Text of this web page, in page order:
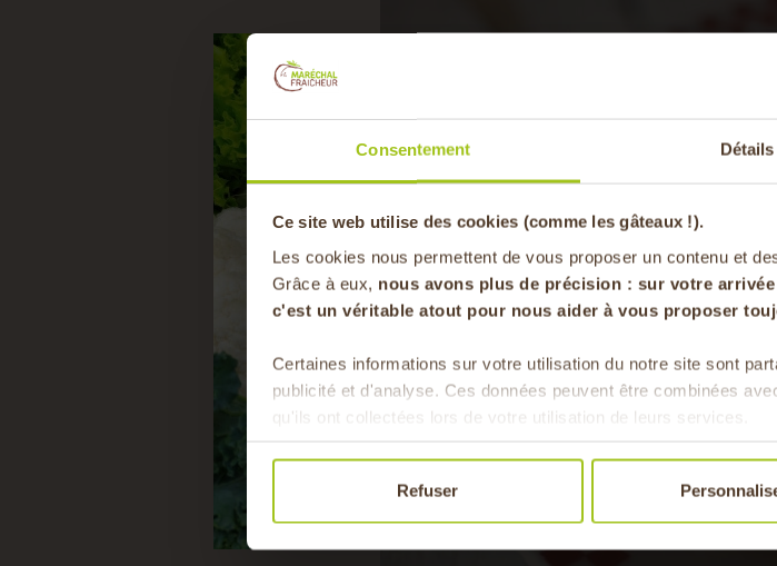
Consentement Détails
Ce site web utilise des cookies (comme les gâteaux !).
Les cookies nous permettent de vous proposer un contenu et
Grâce à eux, nous avons plus de précision : sur votre
c'est un véritable atout pour nous aider à vous proposer
Certaines informations sur votre utilisation du notre site sont
publicité et d'analyse. Ces données peuvent être combinées
qu'ils ont collectées lors de votre utilisation de leurs services.
Refuser